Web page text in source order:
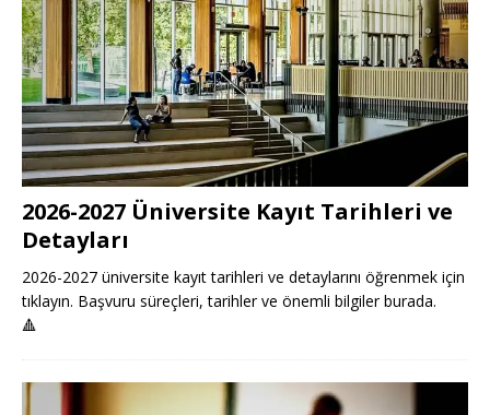
2026-2027 Üniversite Kayıt Tarihleri ve
Detayları
2026-2027 üniversite kayıt tarihleri ve detaylarını öğrenmek için
tıklayın. Başvuru süreçleri, tarihler ve önemli bilgiler burada.
🔺